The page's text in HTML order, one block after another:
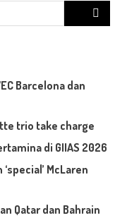
Search
for:
Barcelona dan
trio take charge
di GIIAS 2026
McLaren
Qatar dan Bahrain